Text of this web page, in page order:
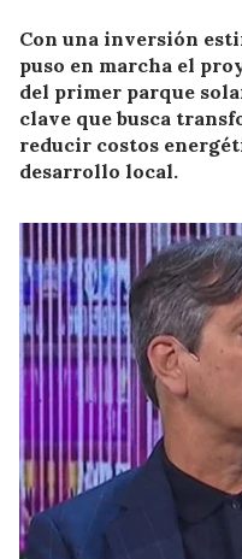
Con una inversión
puso en marcha el
del primer parque
clave que busca
reducir costos
desarrollo local.